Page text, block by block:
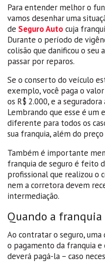
Para entender melhor o
vamos desenhar uma
de Seguro Auto cuja
Durante o período de
colisão que danificou o
passar por reparos.
Se o conserto do veículo
exemplo, você paga o
os R$ 2.000, e a
Lembrando que esse é um
diferente para todos os
sua franquia, além do
Também é importante
franquia de seguro é feito
profissional que realizou o
nem a corretora devem
intermediação.
Quando a franquia
Ao contratar o seguro, uma
o pagamento da franquia
deverá pagá-la – caso